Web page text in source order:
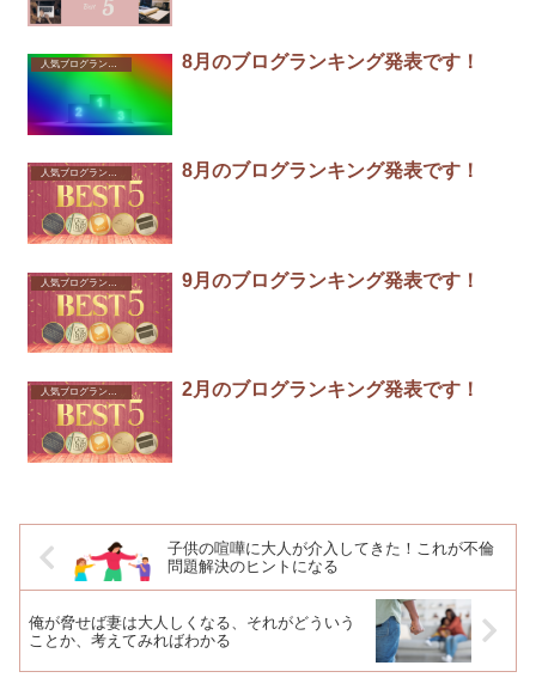
人気ブログランキング 8月のブログランキング発表です！
人気ブログランキング 8月のブログランキング発表です！
9月のブログランキング発表です！
2月のブログランキング発表です！
子供の喧嘩に大人が介入してきた！これが不倫
問題解決のヒントになる
俺が脅せば妻は大人しくなる、それがどういう
ことか、考えてみればわかる